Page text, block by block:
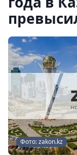
Фото: zakon.kz